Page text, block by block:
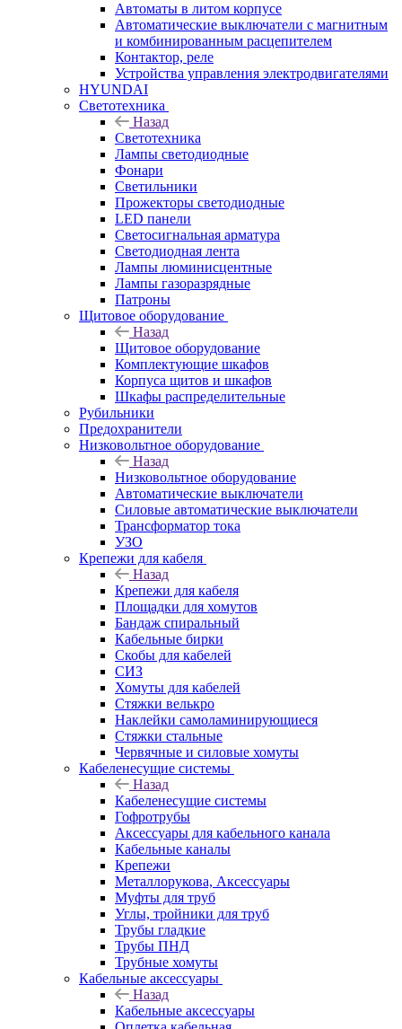
Автоматы в литом корпусе
Автоматические выключатели с магнитным
и комбинированным расцепителем
Контактор, реле
Устройства управления электродвигателями
HYUNDAI
Светотехника
Назад
Светотехника
Лампы светодиодные
Фонари
Светильники
Прожекторы светодиодные
LED панели
Светосигнальная арматура
Светодиодная лента
Лампы люминисцентные
Лампы газоразрядные
Патроны
Щитовое оборудование
Назад
Щитовое оборудование
Комплектующие шкафов
Корпуса щитов и шкафов
Шкафы распределительные
Рубильники
Предохранители
Низковольтное оборудование
Назад
Низковольтное оборудование
Автоматические выключатели
Силовые автоматические выключатели
Трансформатор тока
УЗО
Крепежи для кабеля
Назад
Крепежи для кабеля
Площадки для хомутов
Бандаж спиральный
Кабельные бирки
Cкобы для кабелей
СИЗ
Хомуты для кабелей
Стяжки велькро
Наклейки самоламинирующиеся
Стяжки стальные
Червячные и силовые хомуты
Кабеленесущие системы
Назад
Кабеленесущие системы
Гофротрубы
Аксессуары для кабельного канала
Кабельные каналы
Крепежи
Металлорукова, Аксессуары
Муфты для труб
Углы, тройники для труб
Трубы гладкие
Трубы ПНД
Трубные хомуты
Кабельные аксессуары
Назад
Кабельные аксессуары